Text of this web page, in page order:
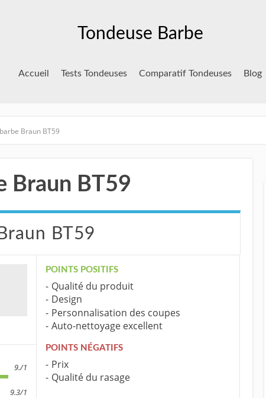
Tondeuse Barbe
Accueil Tests Tondeuses Comparatif Tondeuses Blog
Braun BT59
Braun BT59
BT59
9./1
9.3/1
POINTS POSITIFS
Qualité du produit
Design
Personnalisation des coupes
Auto-nettoyage excellent
POINTS NÉGATIFS
Prix
Qualité du rasage